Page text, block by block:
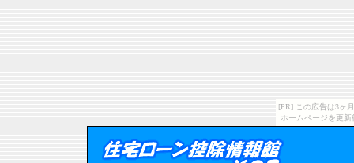
[PR] この広告は3ヶ
ホームページを更